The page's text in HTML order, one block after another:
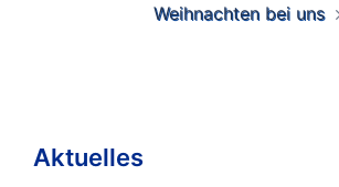
Weihnachten bei uns
Aktuelles